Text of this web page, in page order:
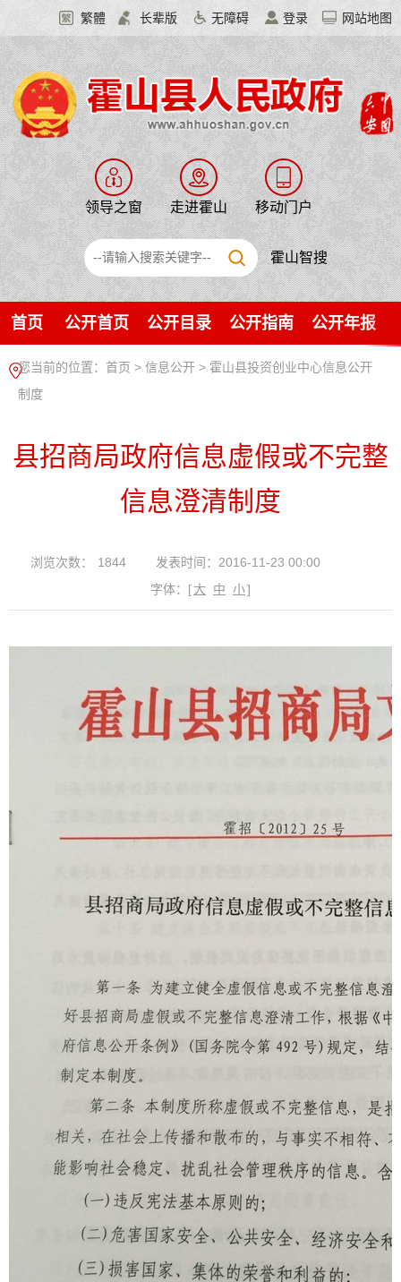
繁體 长辈版 无障碍 登录 网站地图
领导之窗 走进霍山 移动门户
霍山智搜
首页 公开首页 公开目录 公开指南 公开年报
您当前的位置： 首页 > 信息公开 > 霍山县投资创业中心信息公开
制度
县招商局政府信息虚假或不完整
信息澄清制度
浏览次数： 1844
发表时间：2016-11-23 00:00
字体： [大 中 小]